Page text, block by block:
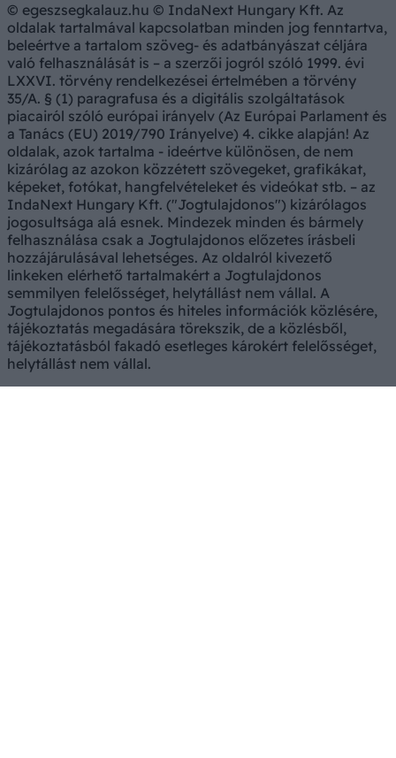
© egeszsegkalauz.hu © IndaNext Hungary Kft. Az
oldalak tartalmával kapcsolatban minden jog fenntartva,
beleértve a tartalom szöveg- és adatbányászat céljára
való felhasználását is – a szerzői jogról szóló 1999. évi
LXXVI. törvény rendelkezései értelmében a törvény
35/A. § (1) paragrafusa és a digitális szolgáltatások
piacairól szóló európai irányelv (Az Európai Parlament és
a Tanács (EU) 2019/790 Irányelve) 4. cikke alapján! Az
oldalak, azok tartalma - ideértve különösen, de nem
kizárólag az azokon közzétett szövegeket, grafikákat,
képeket, fotókat, hangfelvételeket és videókat stb. – az
IndaNext Hungary Kft. ("Jogtulajdonos") kizárólagos
jogosultsága alá esnek. Mindezek minden és bármely
felhasználása csak a Jogtulajdonos előzetes írásbeli
hozzájárulásával lehetséges. Az oldalról kivezető
linkeken elérhető tartalmakért a Jogtulajdonos
semmilyen felelősséget, helytállást nem vállal. A
Jogtulajdonos pontos és hiteles információk közlésére,
tájékoztatás megadására törekszik, de a közlésből,
tájékoztatásból fakadó esetleges károkért felelősséget,
helytállást nem vállal.